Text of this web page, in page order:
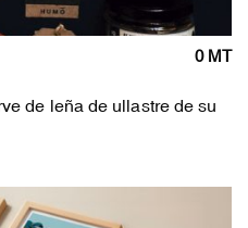
0 MT
de leña de ullastre de su